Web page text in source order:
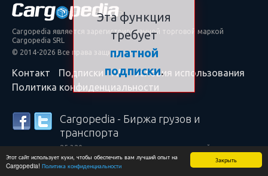
Закрыть
Этот сайт использует куки, чтобы обеспечить вам лучший опыт на
Cargopedia! Политика конфиденциальности
Эта функция
требует
платной
подписки.
Cargopedia является зарегистрированной торговой маркой
Cargopedia SRL
© 2014-2026 Все права защищены
Контакт Подписки API
Условия использования
Политика конфиденциальности
Cargopedia - Биржа грузов и
транспорта
25 320 перевозчиков и грузоотправителей по всему
миру полагаются на наши услуги